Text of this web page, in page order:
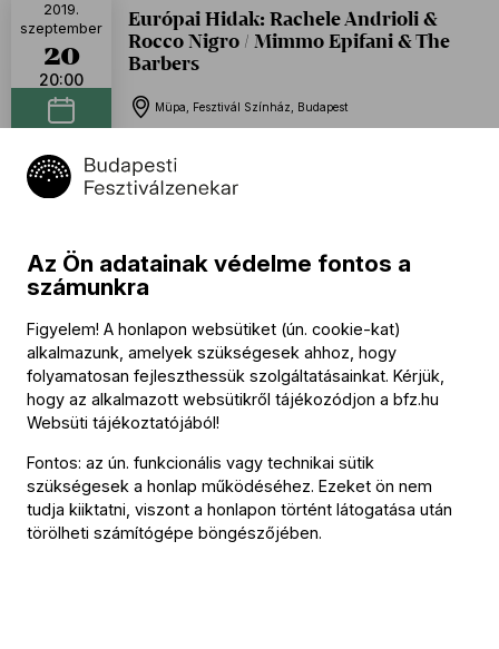
Európai Hidak: Rachele Andrioli &
Rocco Nigro / Mimmo Epifani & The
Barbers
Müpa, Fesztivál Színház, Budapest
2019.
szeptember
20
20:00
Program
Közreműködők
Közreműködik
Rachele Andrioli
Rocco Nigro
Mimmo Epifani & The Barbers
További információ
Az Ön adatainak védelme fontos a
számunkra
Figyelem! A honlapon websütiket (ún. cookie-kat)
alkalmazunk, amelyek szükségesek ahhoz, hogy
folyamatosan fejleszthessük szolgáltatásainkat. Kérjük,
hogy az alkalmazott websütikről tájékozódjon a bfz.hu
Websüti tájékoztatójából!
Fontos: az ún. funkcionális vagy technikai sütik
szükségesek a honlap működéséhez. Ezeket ön nem
tudja kiiktatni, viszont a honlapon történt látogatása után
törölheti számítógépe böngészőjében.